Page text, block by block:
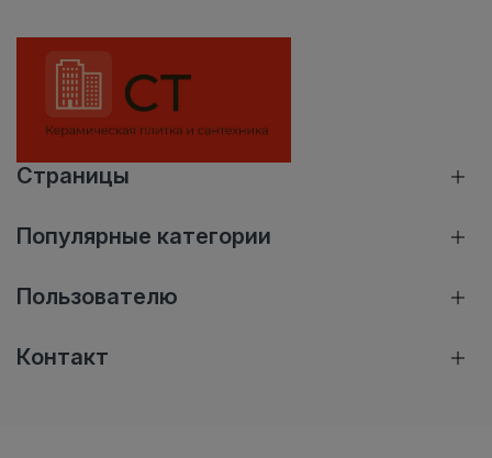
Страницы
Популярные категории
Пользователю
Контакт